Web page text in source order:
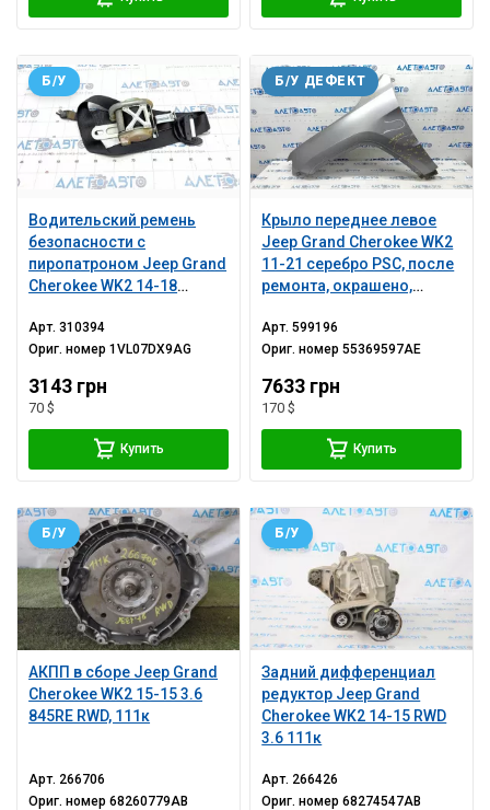
Водительский ремень
безопасности с
пиропатроном Jeep Grand
Cherokee WK2 14-18
Б/У
Арт.310394
Ориг. номер1VL07DX9AG
3143 грн
70 $
Купить
Крыло переднее левое
Jeep Grand Cherokee WK2
11-21 серебро PSC, после
ремонта, окрашено,
Б/У ДЕФЕКТ
Арт.599196
Ориг. номер55369597AE
7633 грн
170 $
Купить
АКПП в сборе Jeep Grand
Cherokee WK2 15-15 3.6
845RE RWD, 111к
Б/У
Арт. 266706
Ориг. номер68260779AB
Задний дифференциал
редуктор Jeep Grand
Cherokee WK2 14-15 RWD
3.6 111к
Б/У
Арт. 266426
Ориг. номер68274547AB